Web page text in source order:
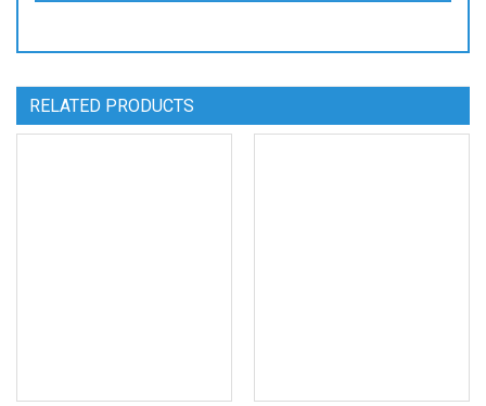
RELATED PRODUCTS